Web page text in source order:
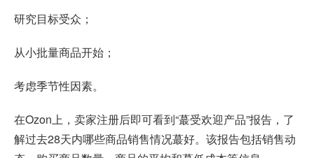
研究目标受众；
从小批量商品开始；
考虑季节性因素。
在Ozon上，卖家注册后即可看到“蕞受欢迎产品”报告，了
解过去28天内哪些商品销售情况蕞好。该报告包括销售动